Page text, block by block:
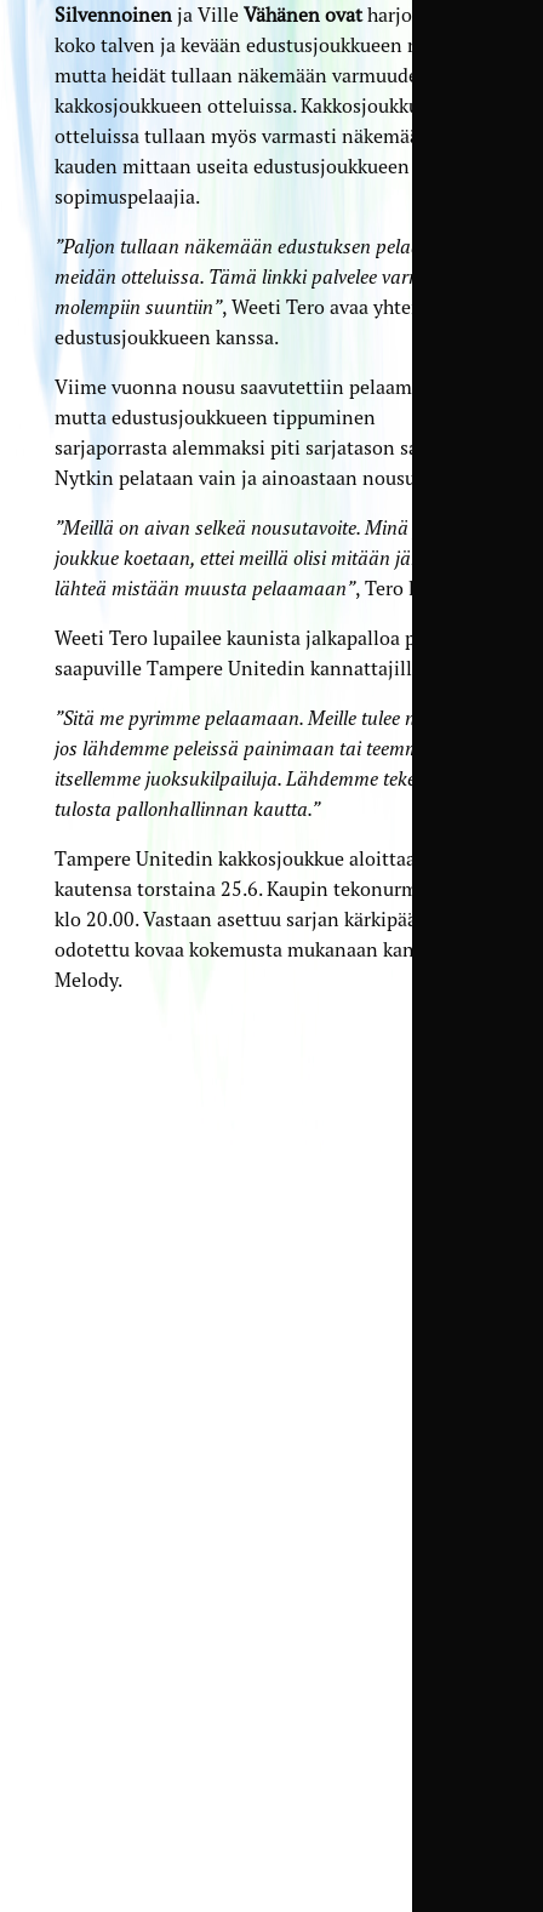
Silvennoinenja Ville Vähänen ovatharjoitelleet
koko talven ja kevään edustusjoukkueen mukana,
mutta heidät tullaan näkemään varmuudella
kakkosjoukkueen otteluissa. Kakkosjoukkueen
otteluissa tullaan myös varmasti näkemään
kauden mittaan useita edustusjoukkueen
sopimuspelaajia.
”Paljon tullaan näkemään edustuksen pelaajia
meidän otteluissa. Tämä linkki palvelee varmasti
molempiin suuntiin”, Weeti Tero avaa yhteistyötä
edustusjoukkueen kanssa.
Viime vuonna nousu saavutettiin pelaamalla,
mutta edustusjoukkueen tippuminen
sarjaporrasta alemmaksi piti sarjatason samana.
Nytkin pelataan vain ja ainoastaan noususta.
”Meillä on aivan selkeä nousutavoite. Minä ja
joukkue koetaan, ettei meillä olisi mitään järkeä
lähteä mistään muusta pelaamaan”, Tero linjaa.
Weeti Tero lupailee kaunista jalkapalloa peleihin
saapuville Tampere Unitedin kannattajille.
”Sitä me pyrimme pelaamaan. Meille tulee noutaja,
jos lähdemme peleissä painimaan tai teemme niistä
itsellemme juoksukilpailuja. Lähdemme tekemään
tulosta pallonhallinnan kautta.”
Tampere Unitedin kakkosjoukkue aloittaa
kautensa torstaina 25.6. Kaupin tekonurmella 2
klo 20.00. Vastaan asettuu sarjan kärkipäähän
odotettu kovaa kokemusta mukanaan kantava FC
Melody.